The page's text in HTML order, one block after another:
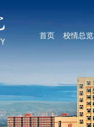
首页 校情总览